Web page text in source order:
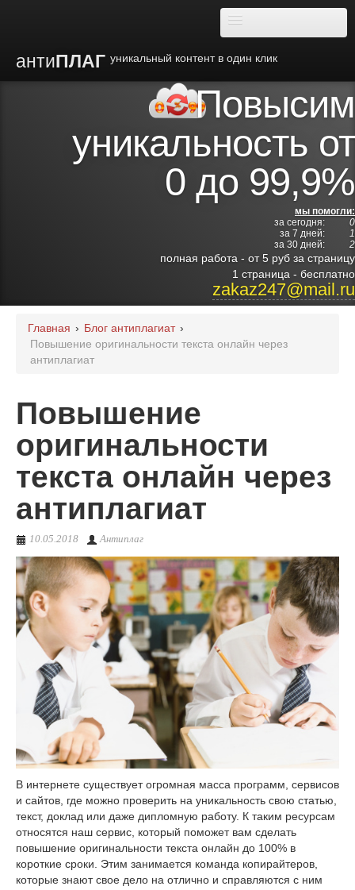
антиПЛАГ уникальный контент в один клик
Преимущества
Институты
Партнерам
Повысим
уникальность от
0 до 99,9%
мы помогли:
за сегодня:
0
за 7 дней:
1
за 30 дней:
2
полная работа - от 5 руб за страницу
1 страница - бесплатно
zakaz247@mail.ru
Главная › Блог антиплагиат ›
Повышение оригинальности текста онлайн через
антиплагиат
Повышение
оригинальности
текста онлайн через
антиплагиат
10.05.2018 Антиплаг
В интернете существует огромная масса программ, сервисов
и сайтов, где можно проверить на уникальность свою статью,
текст, доклад или даже дипломную работу. К таким ресурсам
относятся наш сервис, который поможет вам сделать
повышение оригинальности текста онлайн до 100% в
короткие сроки. Этим занимается команда копирайтеров,
которые знают свое дело на отлично и справляются с ним